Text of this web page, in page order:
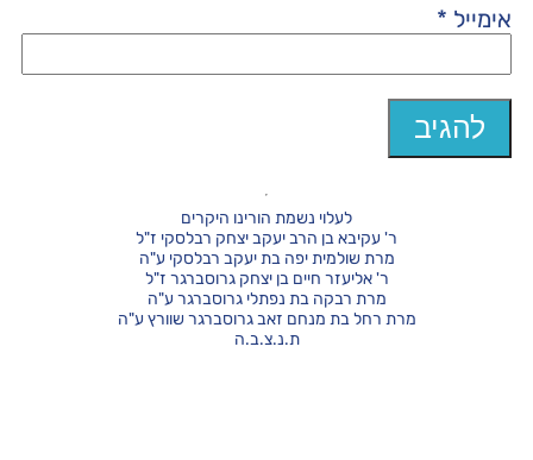
אימייל *
לעלוי נשמת הורינו היקרים
ר' עקיבא בן הרב יעקב יצחק רבלסקי ז"ל
מרת שולמית יפה בת יעקב רבלסקי ע"ה
ר' אליעזר חיים בן יצחק גרוסברגר ז"ל
מרת רבקה בת נפתלי גרוסברגר ע"ה
מרת רחל בת מנחם זאב גרוסברגר שוורץ ע"ה
ת.נ.צ.ב.ה